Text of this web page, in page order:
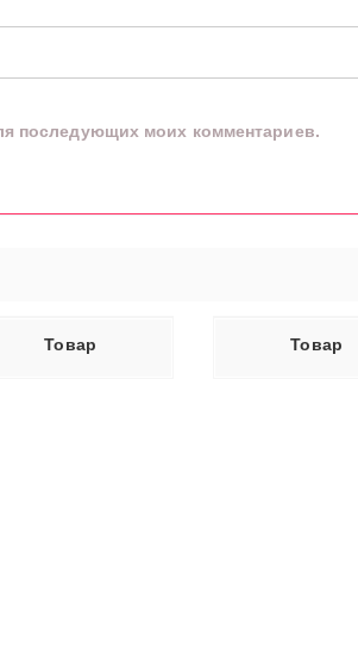
последующих моих комментариев.
Товар Товар